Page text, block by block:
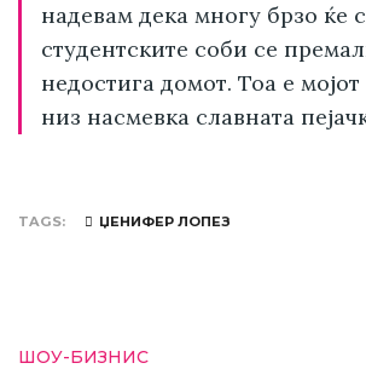
надевам дека многу брзо ќе
студентските соби се
недостига домот. Тоа е
низ насмевка славната
TAGS ЏЕНИФЕР ЛОПЕЗ
ШОУ-БИЗНИС